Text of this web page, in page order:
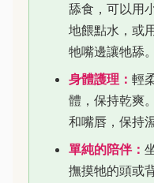
舔食，可以用
地餵點水，或
牠嘴邊讓牠舔
身體護理： 輕
體，保持乾爽
和嘴唇，保持濕
單純的陪伴：
撫摸牠的頭或